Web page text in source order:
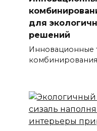
для
решений
Инновационные